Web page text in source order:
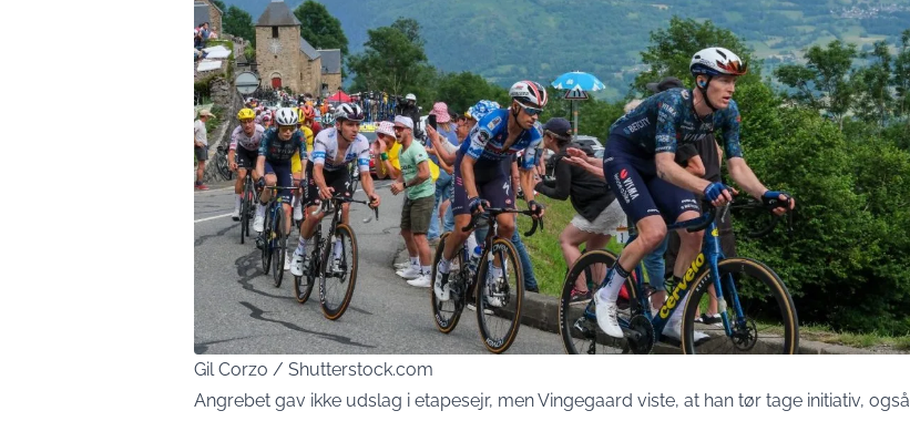
Gil Corzo / Shutterstock.com
Angrebet gav ikke udslag i etapesejr, men Vingegaard viste, at han tør tage initiativ, også